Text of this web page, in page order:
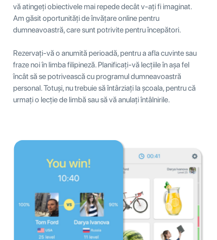
vă atingeți obiectivele mai repede decât v-ați fi imaginat.
Am găsit oportunități de învățare online pentru
dumneavoastră, care sunt potrivite pentru începători.
Rezervați-vă o anumită perioadă, pentru a afla cuvinte sau
fraze noi în limba filipineză. Planificați-vă lecțiile în așa fel
încât să se potrivească cu programul dumneavoastră
personal. Totuși, nu trebuie să întârziați la școala, pentru că
urmați o lecție de limbă sau să vă anulați întâlnirile.